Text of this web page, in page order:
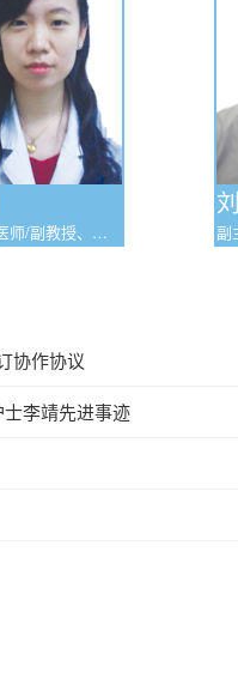
师/副教授、硕
副
协作协议
士李靖先进事迹